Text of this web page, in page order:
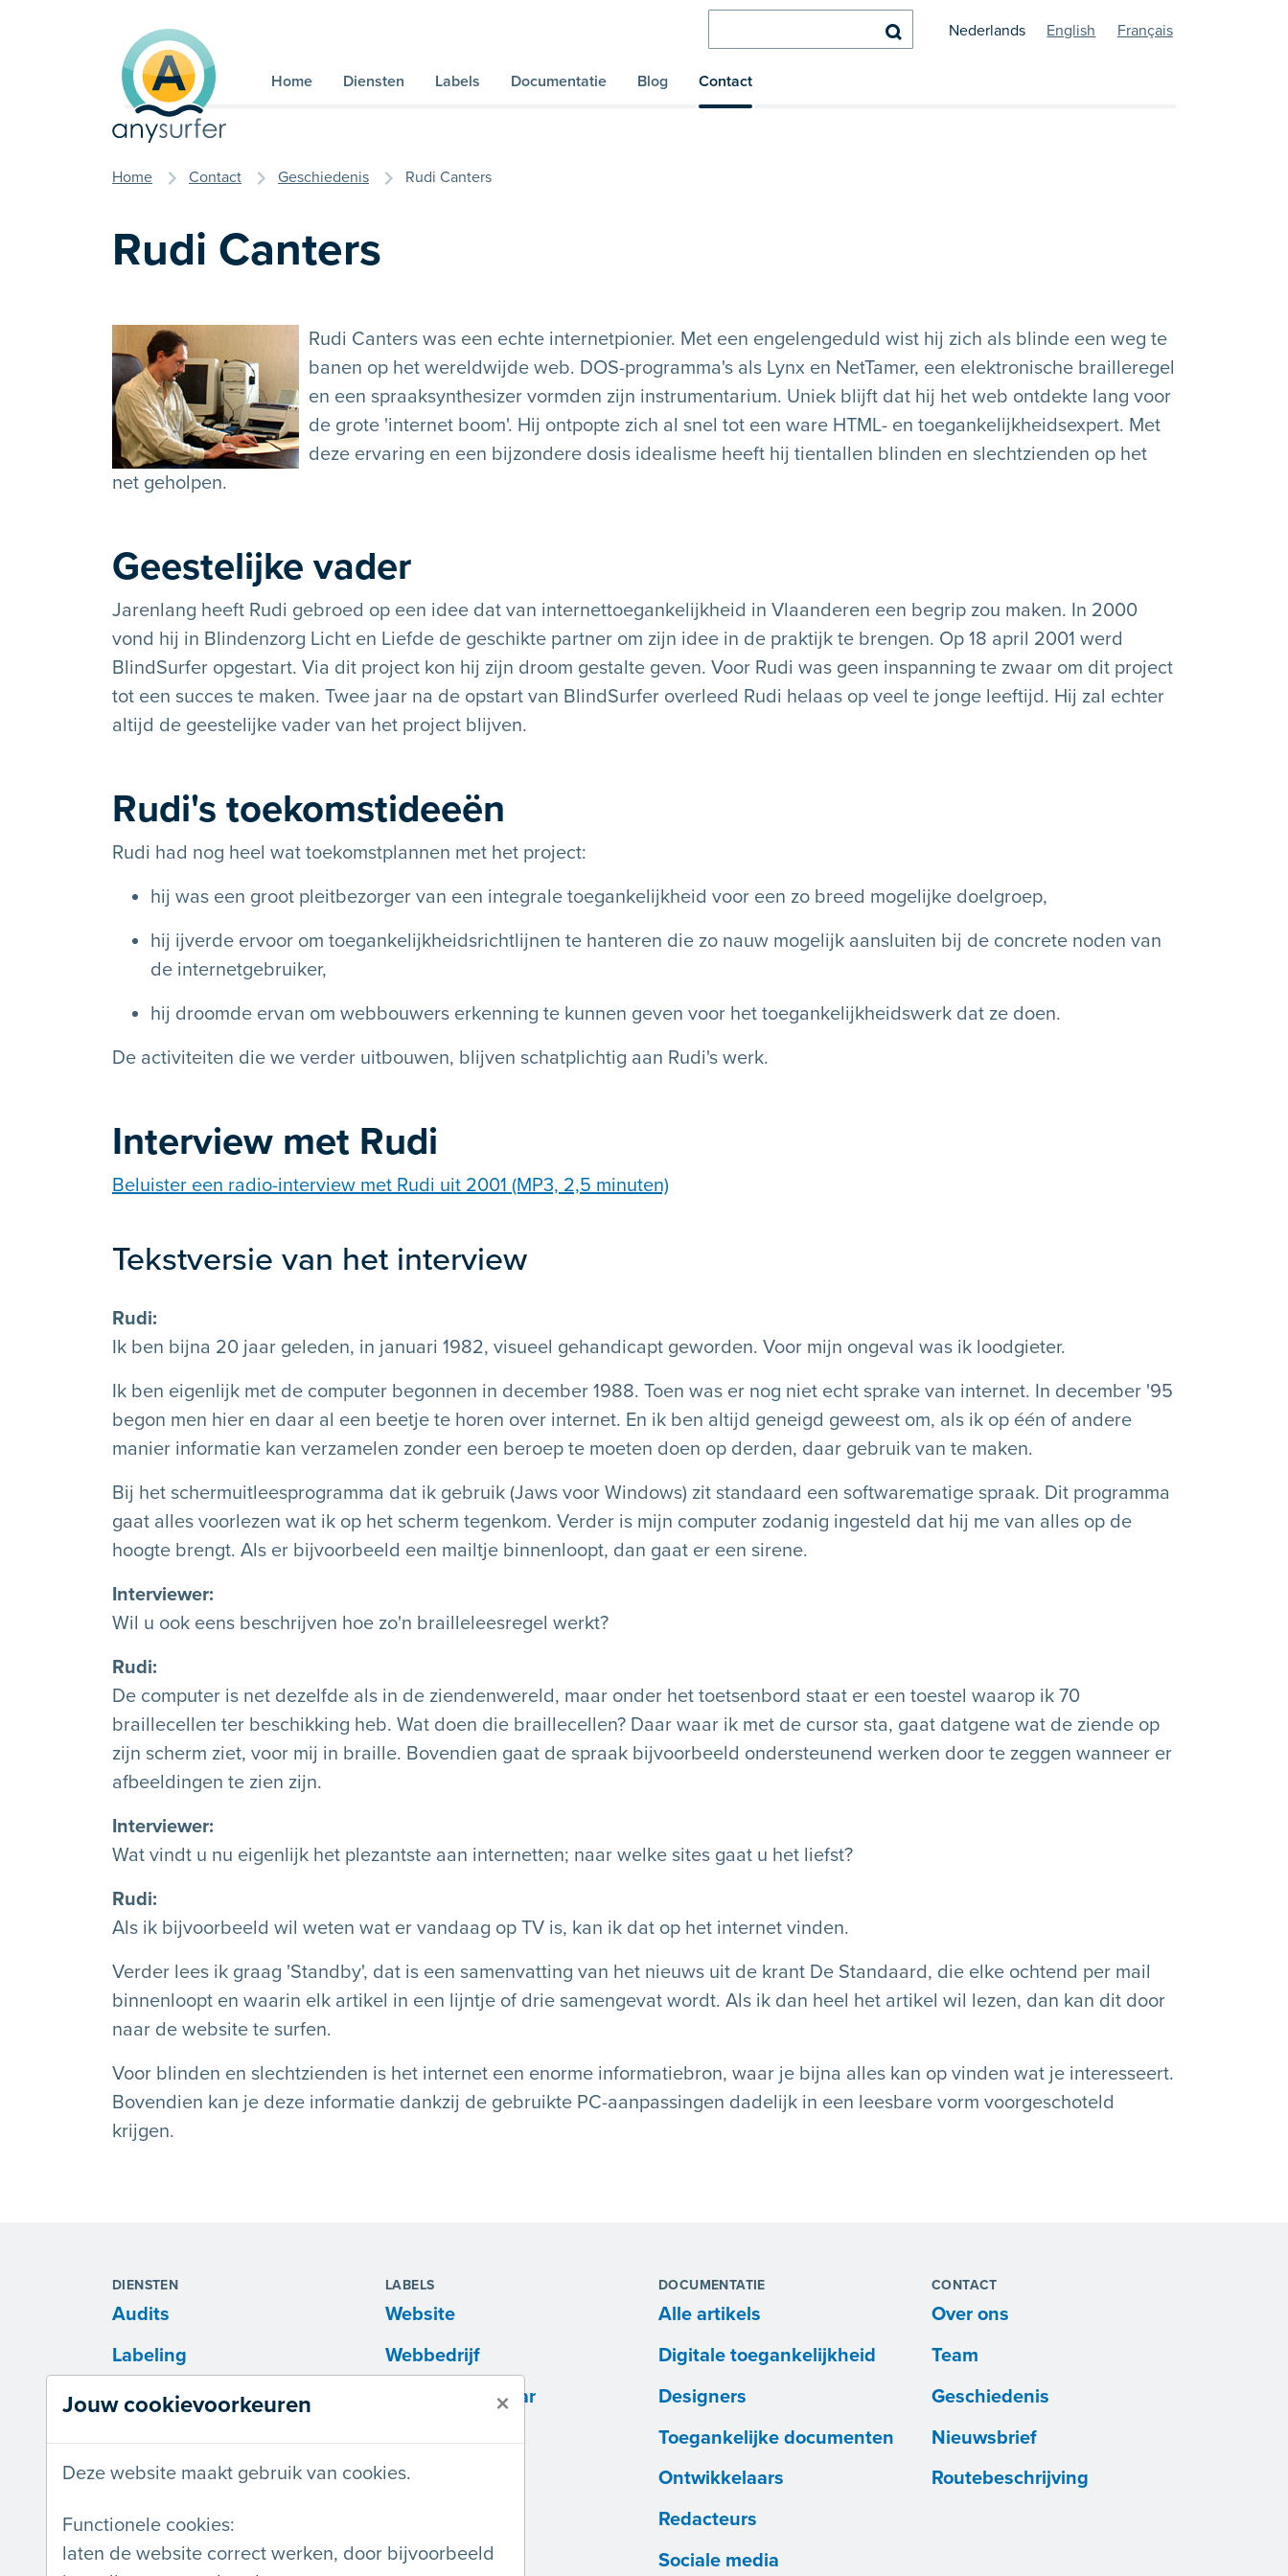
Jouw cookievoorkeuren ×
Deze website maakt gebruik van cookies.
Functionele cookies:
laten de website correct werken, door bijvoorbeeld
Home Diensten Labels Documentatie Blog Contact
ZoekenNederlands English Français
Home Contact Geschiedenis Rudi Canters
Rudi Canters
Rudi Canters was een echte internetpionier. Met een engelengeduld wist hij zich als blinde een weg te
banen op het wereldwijde web. DOS-programma's als Lynx en NetTamer, een elektronische brailleregel
en een spraaksynthesizer vormden zijn instrumentarium. Uniek blijft dat hij het web ontdekte lang voor
de grote 'internet boom'. Hij ontpopte zich al snel tot een ware HTML- en toegankelijkheidsexpert. Met
deze ervaring en een bijzondere dosis idealisme heeft hij tientallen blinden en slechtzienden op het
net geholpen.
Geestelijke vader
Jarenlang heeft Rudi gebroed op een idee dat van internettoegankelijkheid in Vlaanderen een begrip zou maken. In 2000
vond hij in Blindenzorg Licht en Liefde de geschikte partner om zijn idee in de praktijk te brengen. Op 18 april 2001 werd
BlindSurfer opgestart. Via dit project kon hij zijn droom gestalte geven. Voor Rudi was geen inspanning te zwaar om dit project
tot een succes te maken. Twee jaar na de opstart van BlindSurfer overleed Rudi helaas op veel te jonge leeftijd. Hij zal echter
altijd de geestelijke vader van het project blijven.
Rudi's toekomstideeën
Rudi had nog heel wat toekomstplannen met het project:
hij was een groot pleitbezorger van een integrale toegankelijkheid voor een zo breed mogelijke doelgroep,
hij ijverde ervoor om toegankelijkheidsrichtlijnen te hanteren die zo nauw mogelijk aansluiten bij de concrete noden van
de internetgebruiker,
hij droomde ervan om webbouwers erkenning te kunnen geven voor het toegankelijkheidswerk dat ze doen.
De activiteiten die we verder uitbouwen, blijven schatplichtig aan Rudi's werk.
Interview met Rudi
Beluister een radio-interview met Rudi uit 2001 (MP3, 2,5 minuten)
Tekstversie van het interview
Rudi
Ik ben bijna 20 jaar geleden, in januari 1982, visueel gehandicapt geworden. Voor mijn ongeval was ik loodgieter.
Ik ben eigenlijk met de computer begonnen in december 1988. Toen was er nog niet echt sprake van internet. In december '95
begon men hier en daar al een beetje te horen over internet. En ik ben altijd geneigd geweest om, als ik op één of andere
manier informatie kan verzamelen zonder een beroep te moeten doen op derden, daar gebruik van te maken.
Bij het schermuitleesprogramma dat ik gebruik (Jaws voor Windows) zit standaard een softwarematige spraak. Dit programma
gaat alles voorlezen wat ik op het scherm tegenkom. Verder is mijn computer zodanig ingesteld dat hij me van alles op de
hoogte brengt. Als er bijvoorbeeld een mailtje binnenloopt, dan gaat er een sirene.
Interviewer
Wil u ook eens beschrijven hoe zo'n brailleleesregel werkt?
Rudi
De computer is net dezelfde als in de ziendenwereld, maar onder het toetsenbord staat er een toestel waarop ik 70
braillecellen ter beschikking heb. Wat doen die braillecellen? Daar waar ik met de cursor sta, gaat datgene wat de ziende op
zijn scherm ziet, voor mij in braille. Bovendien gaat de spraak bijvoorbeeld ondersteunend werken door te zeggen wanneer er
afbeeldingen te zien zijn.
Interviewer
Wat vindt u nu eigenlijk het plezantste aan internetten; naar welke sites gaat u het liefst?
Rudi
Als ik bijvoorbeeld wil weten wat er vandaag op TV is, kan ik dat op het internet vinden.
Verder lees ik graag 'Standby', dat is een samenvatting van het nieuws uit de krant De Standaard, die elke ochtend per mail
binnenloopt en waarin elk artikel in een lijntje of drie samengevat wordt. Als ik dan heel het artikel wil lezen, dan kan dit door
naar de website te surfen.
Voor blinden en slechtzienden is het internet een enorme informatiebron, waar je bijna alles kan op vinden wat je interesseert.
Bovendien kan je deze informatie dankzij de gebruikte PC-aanpassingen dadelijk in een leesbare vorm voorgeschoteld
krijgen.
DIENSTEN
Audits
Labeling
Opleidingen
Workshops
Presentaties
Advies op maat
LABELS
Website
Webbedrijf
Webontwikkelaar
DOCUMENTATIE
Alle artikels
Digitale toegankelijkheid
Designers
Toegankelijke documenten
Ontwikkelaars
Redacteurs
Sociale media
CONTACT
Over ons
Team
Geschiedenis
Nieuwsbrief
Routebeschrijving